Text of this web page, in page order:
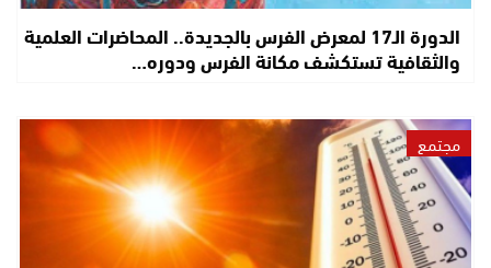
الدورة الـ17 لمعرض الفرس بالجديدة.. المحاضرات العلمية
والثقافية تستكشف مكانة الفرس ودوره…
مجتمع